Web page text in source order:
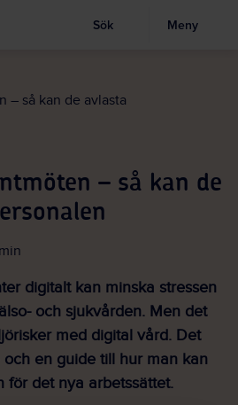
huvudinnehållet
Visa sökruta
Sök Meny
– så kan de avlasta
– så kan de
digitalt kan minska stressen
och sjukvården. Men det
med digital vård. Det
en guide till hur man kan
för det nya arbetssättet.